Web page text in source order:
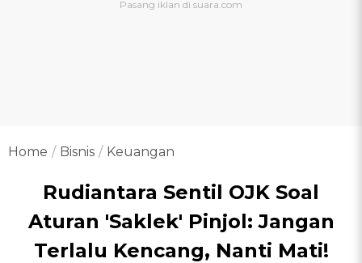
Home Bisnis Keuangan
Rudiantara Sentil OJK Soal
Aturan 'Saklek' Pinjol: Jangan
Terlalu Kencang, Nanti Mati!